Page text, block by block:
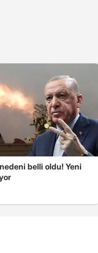
belli oldu! Yeni